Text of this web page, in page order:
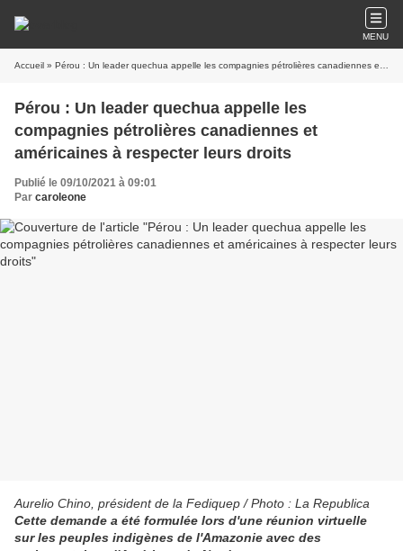
MENU
Accueil » Pérou : Un leader quechua appelle les compagnies pétrolières canadiennes et américaines à respecter leurs droits
Pérou : Un leader quechua appelle les
compagnies pétrolières canadiennes et
américaines à respecter leurs droits
Publié le 09/10/2021 à 09:01
Par caroleone
Aurelio Chino, président de la Fediquep / Photo : La Republica
Cette demande a été formulée lors d'une réunion virtuelle
sur les peuples indigènes de l'Amazonie avec des